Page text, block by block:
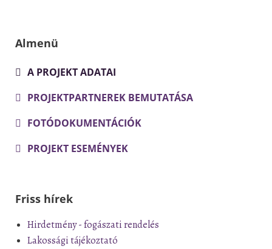
Almenü
A PROJEKT ADATAI
PROJEKTPARTNEREK BEMUTATÁSA
FOTÓDOKUMENTÁCIÓK
PROJEKT ESEMÉNYEK
Friss hírek
Hirdetmény - fogászati rendelés
Lakossági tájékoztató